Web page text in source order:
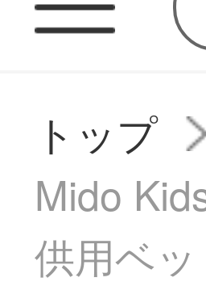
トップ
Mido
供用ベ